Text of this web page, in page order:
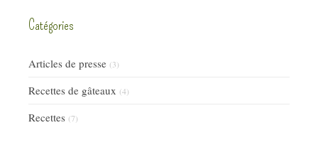
Catégories
Articles de presse (3)
Recettes de gâteaux (4)
Recettes (7)